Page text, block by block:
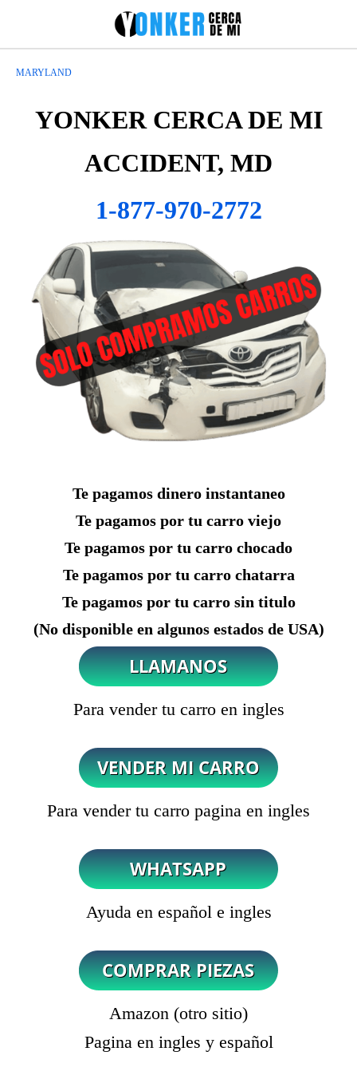
MARYLAND
YONKER CERCA DE MI
ACCIDENT, MD
1-877-970-2772
Te pagamos dinero instantaneo
Te pagamos por tu carro viejo
Te pagamos por tu carro chocado
Te pagamos por tu carro chatarra
Te pagamos por tu carro sin titulo
(No disponible en algunos estados de USA)
Para vender tu carro en ingles
Para vender tu carro pagina en ingles
Ayuda en español e ingles
Amazon (otro sitio)
Pagina en ingles y español